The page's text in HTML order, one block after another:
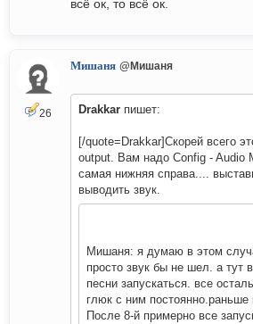
всё ок, то всё ок.
26
Мишаня @Мишаня
Drakkar пишет:
[/quote=Drakkar]Скорей всего
output. Вам надо Config - Audio
самая нижняя справа....
выводить звук.
Мишаня: я думаю в этом
просто звук бы не шел. а тут
песни запускаться. все
глюк с ним постоянно.раньше
После 8-й примерно все